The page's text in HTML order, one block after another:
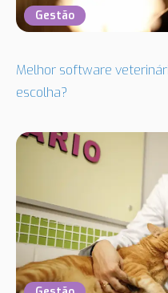
Gestão
Melhor software
escolha?